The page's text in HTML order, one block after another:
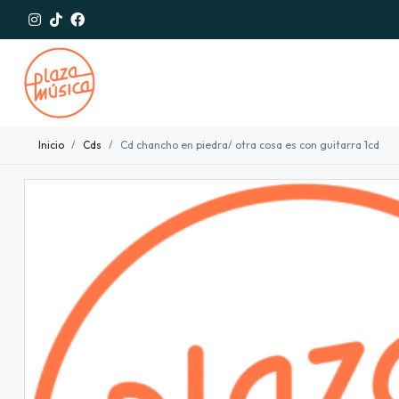
Inicio Cds Cd chancho en piedra/ otra cosa es con guitarra 1cd